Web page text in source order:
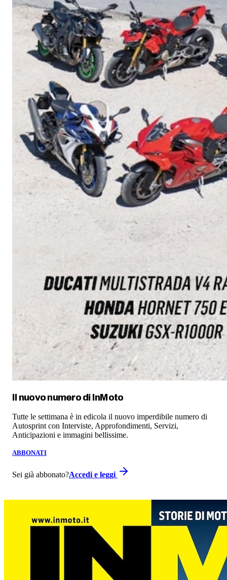
Il nuovo numero di InMoto
Tutte le settimana è in edicola il nuovo imperdibile numero di
Autosprint con Interviste, Approfondimenti, Servizi,
Anticipazioni e immagini bellissime.
ABBONATI
Sei già abbonato?Accedi e leggi